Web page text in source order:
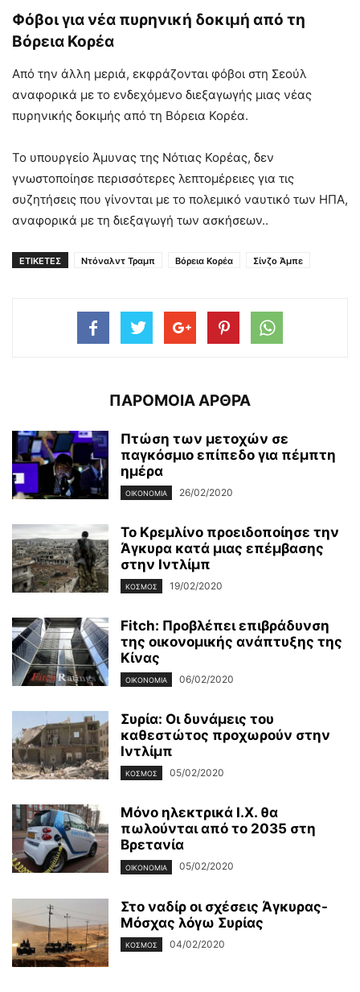
Φόβοι για νέα πυρηνική δοκιμή από τη
Βόρεια Κορέα
Από την άλλη μεριά, εκφράζονται φόβοι στη Σεούλ
αναφορικά με το ενδεχόμενο διεξαγωγής μιας νέας
πυρηνικής δοκιμής από τη Βόρεια Κορέα.
Το υπουργείο Άμυνας της Νότιας Κορέας, δεν
γνωστοποίησε περισσότερες λεπτομέρειες για τις
συζητήσεις που γίνονται με το πολεμικό ναυτικό των ΗΠΑ,
αναφορικά με τη διεξαγωγή των ασκήσεων..
ΕΤΙΚΕΤΕΣ Ντόναλντ Τραμπ Βόρεια Κορέα Σίνζο Άμπε
ΠΑΡΟΜΟΙΑ ΑΡΘΡΑ
Πτώση των μετοχών σε
παγκόσμιο επίπεδο για πέμπτη
ημέρα
ΟΙΚΟΝΟΜΊΑ 26/02/2020
Το Κρεμλίνο προειδοποίησε την
Άγκυρα κατά μιας επέμβασης
στην Ιντλίμπ
ΚΌΣΜΟΣ 19/02/2020
Fitch: Προβλέπει επιβράδυνση
της οικονομικής ανάπτυξης της
Κίνας
ΟΙΚΟΝΟΜΊΑ 06/02/2020
Συρία: Οι δυνάμεις του
καθεστώτος προχωρούν στην
Ιντλίμπ
ΚΌΣΜΟΣ 05/02/2020
Μόνο ηλεκτρικά Ι.Χ. θα
πωλούνται από το 2035 στη
Βρετανία
ΟΙΚΟΝΟΜΊΑ 05/02/2020
Στο ναδίρ οι σχέσεις Άγκυρας-
Μόσχας λόγω Συρίας
ΚΌΣΜΟΣ 04/02/2020